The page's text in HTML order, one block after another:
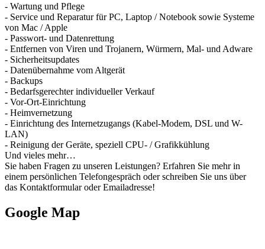
- Wartung und Pflege
- Service und Reparatur für PC, Laptop / Notebook sowie Systeme
von Mac / Apple
- Passwort- und Datenrettung
- Entfernen von Viren und Trojanern, Würmern, Mal- und Adware
- Sicherheitsupdates
- Datenübernahme vom Altgerät
- Backups
- Bedarfsgerechter individueller Verkauf
- Vor-Ort-Einrichtung
- Heimvernetzung
- Einrichtung des Internetzugangs (Kabel-Modem, DSL und W-
LAN)
- Reinigung der Geräte, speziell CPU- / Grafikkühlung
Und vieles mehr…
Sie haben Fragen zu unseren Leistungen? Erfahren Sie mehr in
einem persönlichen Telefongespräch oder schreiben Sie uns über
das Kontaktformular oder Emailadresse!
Google Map